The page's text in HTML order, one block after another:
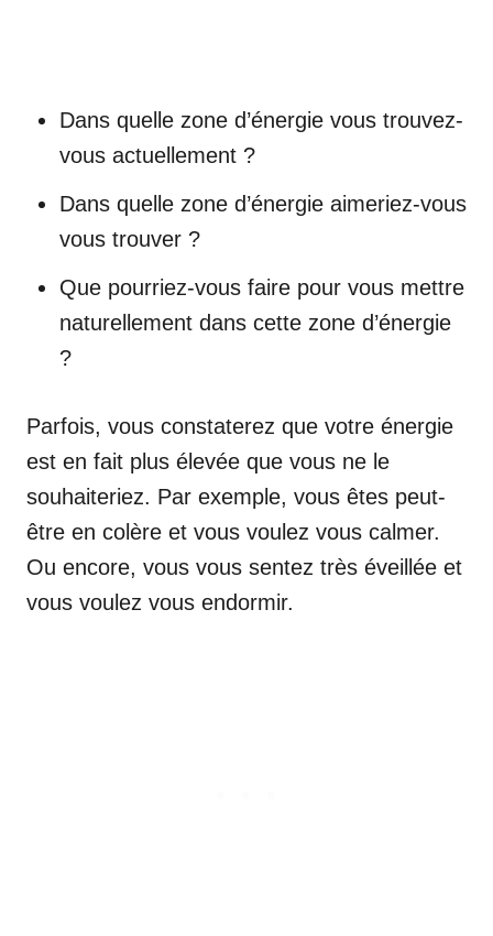
Dans quelle zone d’énergie vous trouvez-
vous actuellement ?
Dans quelle zone d’énergie aimeriez-vous
vous trouver ?
Que pourriez-vous faire pour vous mettre
naturellement dans cette zone d’énergie
?
Parfois, vous constaterez que votre énergie
est en fait plus élevée que vous ne le
souhaiteriez. Par exemple, vous êtes peut-
être en colère et vous voulez vous calmer.
Ou encore, vous vous sentez très éveillée et
vous voulez vous endormir.